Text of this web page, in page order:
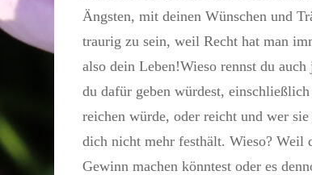
Ängsten, mit deinen Wünschen und
traurig zu sein, weil Recht hat man
also dein Leben!Wieso rennst du
du dafür geben würdest,
reichen würde, oder reicht und wer
dich nicht mehr festhält. Wieso?
Gewinn machen könntest oder es